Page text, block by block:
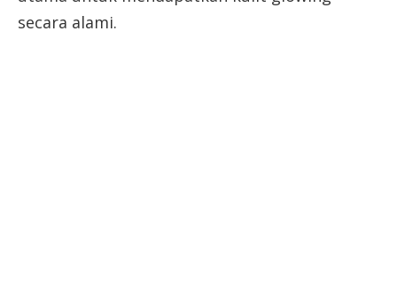
secara alami.